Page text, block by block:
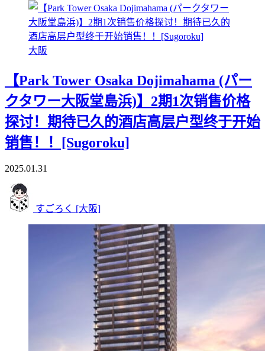
大阪
【Park Tower Osaka Dojimahama (パー
クタワー大阪堂島浜)】2期1次销售价格
探讨！期待已久的酒店高层户型终于开始
销售！！[Sugoroku]
2025.01.31
すごろく [大阪]